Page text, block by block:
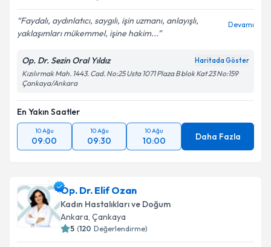
Faydalı, aydınlatıcı, saygılı, işin uzmanı, anlayışlı,
yaklaşımları mükemmel, işine hakim...
Devamı
Op. Dr. Sezin Oral Yıldız Haritada Göster
Kızılırmak Mah. 1443. Cad. No:25 Usta 1071 Plaza B blok Kat 23 No:159
Çankaya/Ankara
En Yakın Saatler
10 Ağu
09:00
10 Ağu
09:30
10 Ağu
10:00 Daha Fazla
Op. Dr. Elif Ozan
Kadın Hastalıkları ve Doğum
Ankara, Çankaya
5 (120 Değerlendirme)